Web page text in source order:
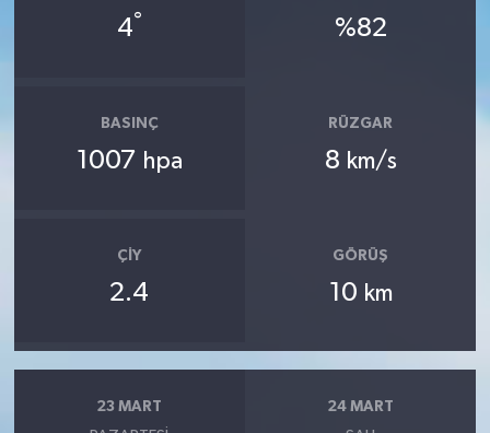
4° %82
BASINÇ
1007 hpa
RÜZGAR
8 km/s
ÇIY
2.4
GÖRÜŞ
10 km
23 MART 24 MART